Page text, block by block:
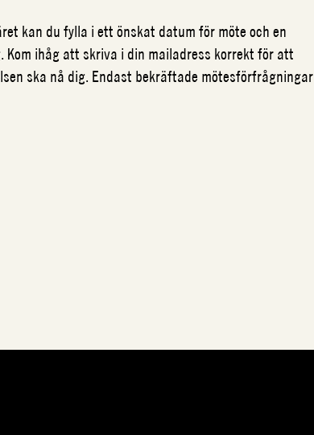
kan du fylla i ett önskat datum för möte och en
Kom ihåg att skriva i din mailadress korrekt för att
ska nå dig. Endast bekräftade mötesförfrågningar